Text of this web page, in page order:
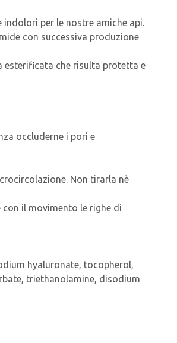
per le nostre amiche api.
con successiva produzione
esterificata che risulta protetta e
occluderne i pori e
Non tirarla nè
il movimento le righe di
hyaluronate, tocopherol,
triethanolamine, disodium